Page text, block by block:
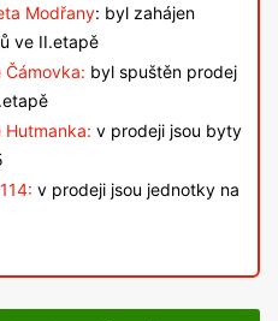
Modřany: byl zahájen
ve II.etapě
Čámovka: byl spuštěn prodej
Hutmanka: v prodeji jsou byty
v prodeji jsou jednotky na